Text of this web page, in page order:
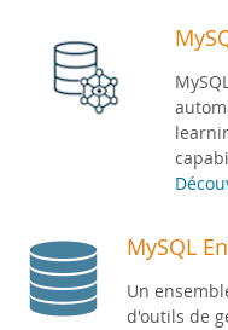
MySQL
Un
d'outils de